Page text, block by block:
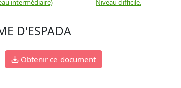
intermédiaire)
Niveau difficile.
D'ESPADA
Obtenir ce document